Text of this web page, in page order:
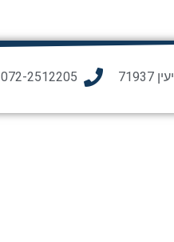
072-2512205